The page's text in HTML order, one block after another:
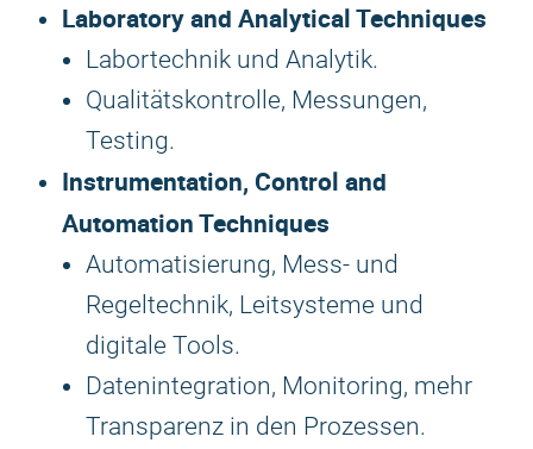
Laboratory and Analytical Techniques
Labortechnik und Analytik.
Qualitätskontrolle, Messungen,
Testing.
Instrumentation, Control and
Automation Techniques
Automatisierung, Mess- und
Regeltechnik, Leitsysteme und
digitale Tools.
Datenintegration, Monitoring, mehr
Transparenz in den Prozessen.